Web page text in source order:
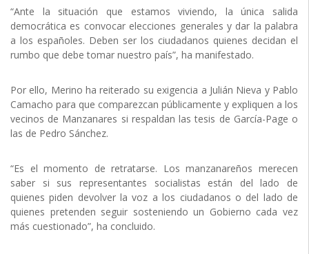
“Ante la situación que estamos viviendo, la única salida
democrática es convocar elecciones generales y dar la palabra
a los españoles. Deben ser los ciudadanos quienes decidan el
rumbo que debe tomar nuestro país”, ha manifestado.
Por ello, Merino ha reiterado su exigencia a Julián Nieva y Pablo
Camacho para que comparezcan públicamente y expliquen a los
vecinos de Manzanares si respaldan las tesis de García-Page o
las de Pedro Sánchez.
“Es el momento de retratarse. Los manzanareños merecen
saber si sus representantes socialistas están del lado de
quienes piden devolver la voz a los ciudadanos o del lado de
quienes pretenden seguir sosteniendo un Gobierno cada vez
más cuestionado”, ha concluido.